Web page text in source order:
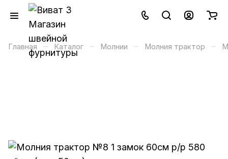
Главная – Каталог – Молнии – Молния трактор –